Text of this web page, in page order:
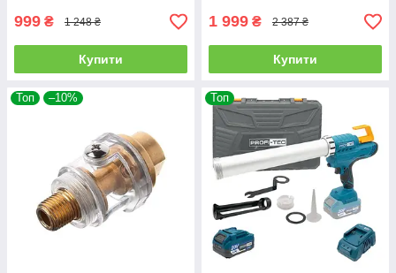
999 ₴ 1 248 ₴
Купити
1 999 ₴ 2 387 ₴
Купити
Топ –10% Топ